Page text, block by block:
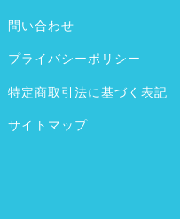
問い合わせ
プライバシーポリシー
特定商取引法に基づく表記
サイトマップ